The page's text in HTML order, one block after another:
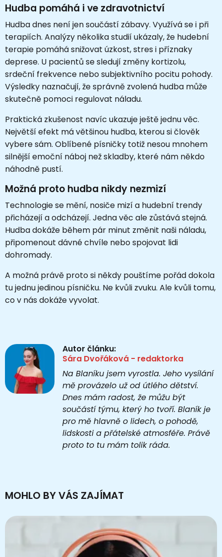
Hudba pomáhá i ve zdravotnictví
Hudba dnes není jen součástí zábavy. Využívá se i při
terapiích. Analýzy několika studií ukázaly, že hudební
terapie pomáhá snižovat úzkost, stres i příznaky
deprese. U pacientů se sledují změny kortizolu,
srdeční frekvence nebo subjektivního pocitu pohody.
Výsledky naznačují, že správně zvolená hudba může
skutečně pomoci regulovat náladu.
Praktická zkušenost navíc ukazuje ještě jednu věc.
Největší efekt má většinou hudba, kterou si člověk
vybere sám. Oblíbené písničky totiž nesou mnohem
silnější emoční náboj než skladby, které nám někdo
náhodně pustí.
Možná proto hudba nikdy nezmizí
Technologie se mění, nosiče mizí a hudební trendy
přicházejí a odcházejí. Jedna věc ale zůstává stejná.
Hudba dokáže během pár minut změnit naši náladu,
připomenout dávné chvíle nebo spojovat lidi
dohromady.
A možná právě proto si někdy pouštíme pořád dokola
tu jednu jedinou písničku. Ne kvůli zvuku. Ale kvůli tomu,
co v nás dokáže vyvolat.
Autor článku:
Sára Dvořáková - redaktorka
Na Blaníku jsem vyrostla. Jeho vysílání
mě provázelo už od útlého dětství.
Dnes mám radost, že můžu být
součástí týmu, který ho tvoří. Blaník je
pro mě hlavně o lidech, o pohodě,
lidskosti a přátelské atmosféře. Právě
proto to tu mám tolik ráda.
MOHLO BY VÁS ZAJÍMAT